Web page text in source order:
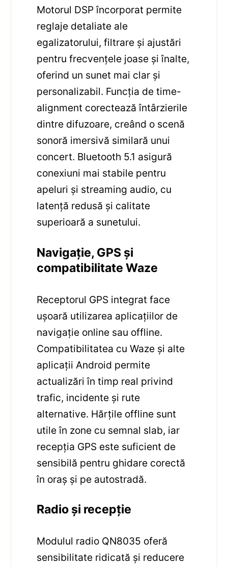
Motorul DSP încorporat permite
reglaje detaliate ale
egalizatorului, filtrare și ajustări
pentru frecvențele joase și înalte,
oferind un sunet mai clar și
personalizabil. Funcția de time-
alignment corectează întârzierile
dintre difuzoare, creând o scenă
sonoră imersivă similară unui
concert. Bluetooth 5.1 asigură
conexiuni mai stabile pentru
apeluri și streaming audio, cu
latență redusă și calitate
superioară a sunetului.
Navigație, GPS și
compatibilitate Waze
Receptorul GPS integrat face
ușoară utilizarea aplicațiilor de
navigație online sau offline.
Compatibilitatea cu Waze și alte
aplicații Android permite
actualizări în timp real privind
trafic, incidente și rute
alternative. Hărțile offline sunt
utile în zone cu semnal slab, iar
recepția GPS este suficient de
sensibilă pentru ghidare corectă
în oraș și pe autostradă.
Radio și recepție
Modulul radio QN8035 oferă
sensibilitate ridicată și reducere